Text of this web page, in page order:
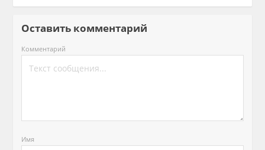
Оставить комментарий
Комментарий
Имя